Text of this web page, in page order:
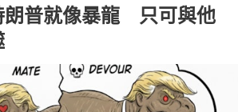
朗普就像暴龍 只可與他